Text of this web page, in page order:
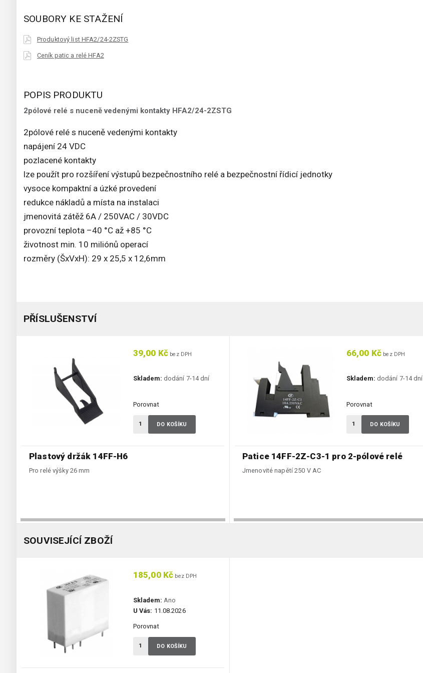
SOUBORY KE STAŽENÍ
Produktový list HFA2/24-2ZSTG
Ceník patic a relé HFA2
POPIS PRODUKTU
2pólové relé s nuceně vedenými kontakty HFA2/24-2ZSTG
2pólové relé s nuceně vedenými kontakty
napájení 24 VDC
pozlacené kontakty
lze použít pro rozšíření výstupů bezpečnostního relé a bezpečnostní řídicí jednotky
vysoce kompaktní a úzké provedení
redukce nákladů a místa na instalaci
jmenovitá zátěž 6A / 250VAC / 30VDC
provozní teplota –40 °C až +85 °C
životnost min. 10 miliónů operací
rozměry (ŠxVxH): 29 x 25,5 x 12,6mm
PŘÍSLUŠENSTVÍ
Plastový držák 14FF-H6
Pro relé výšky 26 mm
39,00 Kč bez DPH
Skladem: dodání 7-14 dní
Porovnat
DO KOŠÍKU
Patice 14FF-2Z-C3-1 pro 2-pólové relé
Jmenovité napětí 250 V AC
66,00 Kč bez DPH
Skladem: dodání 7-14 dní
Porovnat
DO KOŠÍKU
SOUVISEJÍCÍ ZBOŽÍ
185,00 Kč bez DPH
Skladem: Ano
U Vás: 11.08.2026
Porovnat
DO KOŠÍKU